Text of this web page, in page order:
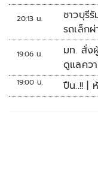
20:13 น.
ชาวบุรี
รถเล็ก
19:06 น.
มท. สั่ง
ดูแลคว
19:00 น. ปืน..!! |